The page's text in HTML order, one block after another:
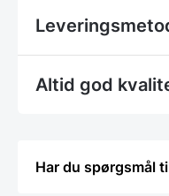
Altid god
Har du spørgsmål